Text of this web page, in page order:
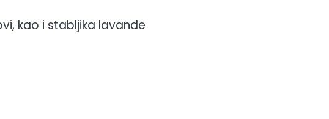
kao i stabljika lavande